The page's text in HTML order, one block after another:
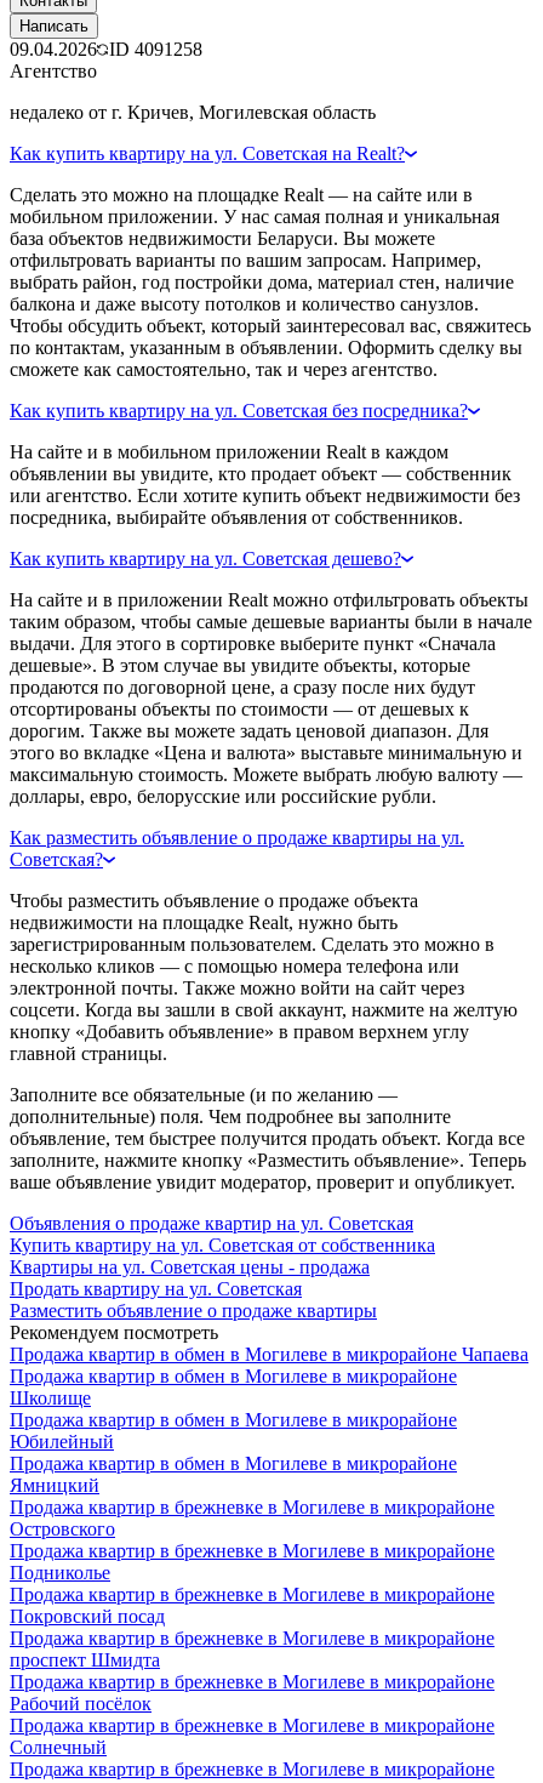
Написать
09.04.2026 ID 4091258
Агентство
недалеко от г. Кричев, Могилевская область
Как купить квартиру на ул. Советская на Realt?
Сделать это можно на площадке Realt — на сайте или в
мобильном приложении. У нас самая полная и уникальная
база объектов недвижимости Беларуси. Вы можете
отфильтровать варианты по вашим запросам. Например,
выбрать район, год постройки дома, материал стен, наличие
балкона и даже высоту потолков и количество санузлов.
Чтобы обсудить объект, который заинтересовал вас, свяжитесь
по контактам, указанным в объявлении. Оформить сделку вы
сможете как самостоятельно, так и через агентство.
Как купить квартиру на ул. Советская без посредника?
На сайте и в мобильном приложении Realt в каждом
объявлении вы увидите, кто продает объект — собственник
или агентство. Если хотите купить объект недвижимости без
посредника, выбирайте объявления от собственников.
Как купить квартиру на ул. Советская дешево?
На сайте и в приложении Realt можно отфильтровать объекты
таким образом, чтобы самые дешевые варианты были в начале
выдачи. Для этого в сортировке выберите пункт «Сначала
дешевые». В этом случае вы увидите объекты, которые
продаются по договорной цене, а сразу после них будут
отсортированы объекты по стоимости — от дешевых к
дорогим. Также вы можете задать ценовой диапазон. Для
этого во вкладке «Цена и валюта» выставьте минимальную и
максимальную стоимость. Можете выбрать любую валюту —
доллары, евро, белорусские или российские рубли.
Как разместить объявление о продаже квартиры на ул.
Советская?
Чтобы разместить объявление о продаже объекта
недвижимости на площадке Realt, нужно быть
зарегистрированным пользователем. Сделать это можно в
несколько кликов — с помощью номера телефона или
электронной почты. Также можно войти на сайт через
соцсети. Когда вы зашли в свой аккаунт, нажмите на желтую
кнопку «Добавить объявление» в правом верхнем углу
главной страницы.
Заполните все обязательные (и по желанию —
дополнительные) поля. Чем подробнее вы заполните
объявление, тем быстрее получится продать объект. Когда все
заполните, нажмите кнопку «Разместить объявление». Теперь
ваше объявление увидит модератор, проверит и опубликует.
Объявления о продаже квартир на ул. Советская
Купить квартиру на ул. Советская от собственника
Квартиры на ул. Советская цены - продажа
Продать квартиру на ул. Советская
Разместить объявление о продаже квартиры
Рекомендуем посмотреть
Продажа квартир в обмен в Могилеве в микрорайоне Чапаева
Продажа квартир в обмен в Могилеве в микрорайоне
Школище
Продажа квартир в обмен в Могилеве в микрорайоне
Юбилейный
Продажа квартир в обмен в Могилеве в микрорайоне
Ямницкий
Продажа квартир в брежневке в Могилеве в микрорайоне
Островского
Продажа квартир в брежневке в Могилеве в микрорайоне
Подниколье
Продажа квартир в брежневке в Могилеве в микрорайоне
Покровский посад
Продажа квартир в брежневке в Могилеве в микрорайоне
проспект Шмидта
Продажа квартир в брежневке в Могилеве в микрорайоне
Рабочий посёлок
Продажа квартир в брежневке в Могилеве в микрорайоне
Солнечный
Продажа квартир в брежневке в Могилеве в микрорайоне